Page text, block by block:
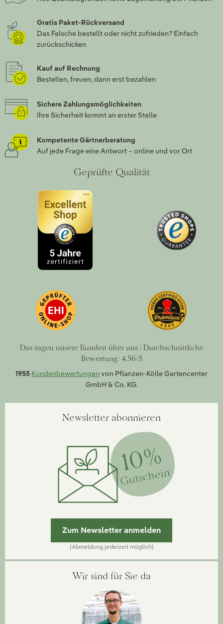
Gratis Paket-Rückversand
Das Falsche bestellt oder nicht zufrieden? Einfach
zurückschicken
Kauf auf Rechnung
Bestellen, freuen, dann erst bezahlen
Sichere Zahlungsmöglichkeiten
Ihre Sicherheit kommt an erster Stelle
Kompetente Gärtnerberatung
Auf jede Frage eine Antwort – online und vor Ort
Geprüfte Qualität
Das sagen unsere Kunden über uns | Durchschnittliche
Bewertung: 4.56/5
1955 Kundenbewertungen von Pflanzen-Kölle Gartencenter
GmbH & Co. KG.
Newsletter abonnieren
10%
Gutschein
Zum Newsletter anmelden
(Abmeldung jederzeit möglich)
Wir sind für Sie da